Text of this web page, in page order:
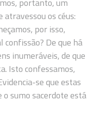
portanto, um
os céus:
por isso,
confissão? De que há
inumeráveis, de que
Isto confessamos,
se que estas
o sumo sacerdote está